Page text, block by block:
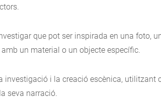
que pot ser inspirada en una foto,
un material o un objecte específic.
investigació i la creació escènica, utilitzant
seva narració.